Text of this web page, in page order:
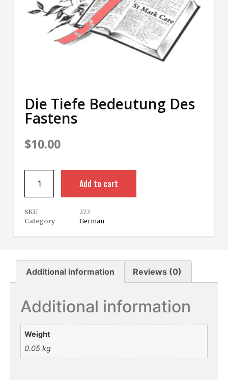
Die Tiefe Bedeutung Des
Fastens
$10.00
Add to cart
SKU
272
Category
German
Additional information Reviews (0)
Additional information
Weight
0.05 kg